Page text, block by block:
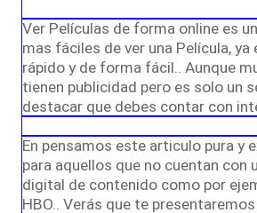
Ver Películas de forma online es
mas fáciles de ver una Película,
rápido y de forma fácil.. Aunque
tienen publicidad pero es solo un
destacar que debes contar con
En pensamos este articulo pura y
para aquellos que no cuentan con
digital de contenido como por
HBO.. Verás que te